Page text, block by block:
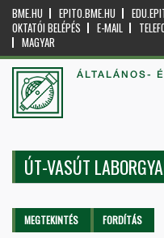
BME.HU EPITO.BME.HU
OKTATÓI BELÉPÉS
E-MAIL
MAGYAR
ÁLTALÁNOS-
ÚT-VASÚT
Elsődleges fülek
MEGTEKINTÉS (AKTÍVFORDÍTÁS